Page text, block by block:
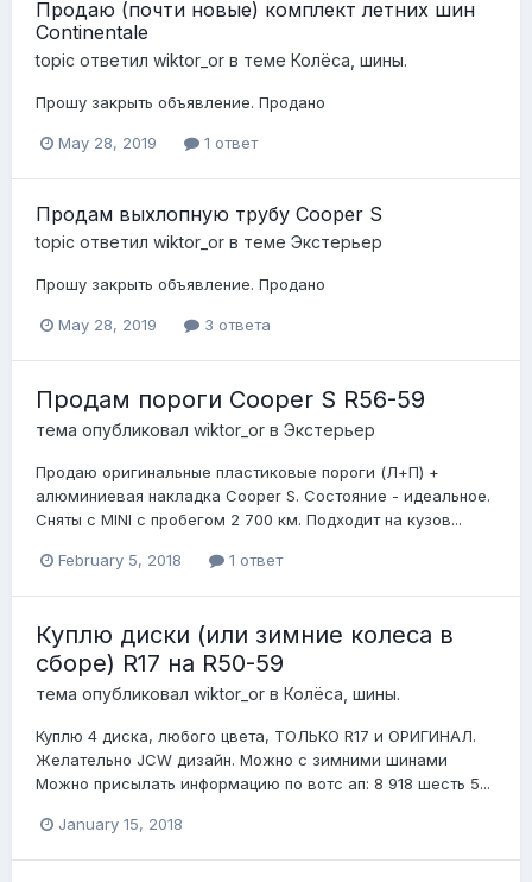
Продаю (почти новые) комплект летних шин
Continentale
topic ответил wiktor_or в теме Колёса, шины.
Прошу закрыть объявление. Продано
May 28, 2019 1 ответ
Продам выхлопную трубу Cooper S
topic ответил wiktor_or в теме Экстерьер
Прошу закрыть объявление. Продано
May 28, 2019 3 ответа
Продам пороги Cooper S R56-59
тема опубликовал wiktor_or в Экстерьер
Продаю оригинальные пластиковые пороги (Л+П) +
алюминиевая накладка Cooper S. Состояние - идеальное.
Сняты с MINI с пробегом 2 700 км. Подходит на кузов...
February 5, 2018 1 ответ
Куплю диски (или зимние колеса в
сборе) R17 на R50-59
тема опубликовал wiktor_or в Колёса, шины.
Куплю 4 диска, любого цвета, ТОЛЬКО R17 и ОРИГИНАЛ.
Желательно JCW дизайн. Можно с зимними шинами
Можно присылать информацию по вотс ап: 8 918 шесть 5...
January 15, 2018